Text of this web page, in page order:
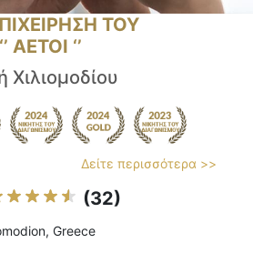
ΤΟΥ
‘’
Δείτε περισσότερα >>
(32)
Greece